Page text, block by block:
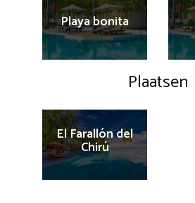
Playa bonita
Plaatsen
El Farallón del
Chirú